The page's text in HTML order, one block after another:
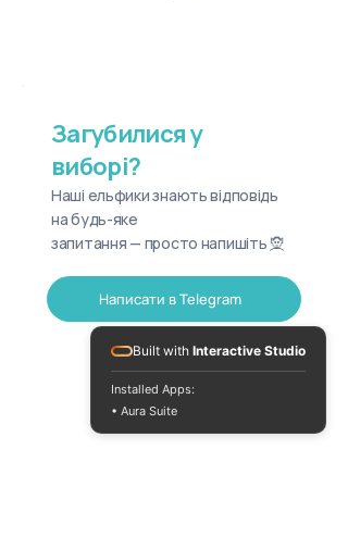
Загубилися у
виборі?
Наші ельфики знають відповідь
на будь-яке
запитання — просто напишіть 🧝
Написати в Telegram
Built with Interactive Studio
Installed Apps:
• Aura Suite